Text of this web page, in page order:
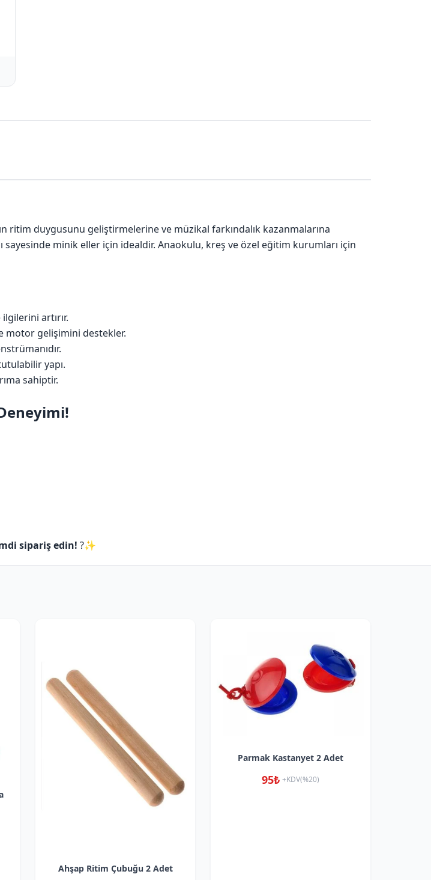
ritim duygusunu geliştirmelerine ve müzikal farkındalık kazanmalarına
minik eller için idealdir. Anaokulu, kreş ve özel eğitim kurumları için
artırır.
motor gelişimini destekler.
yapı.
sahiptir.
sipariş edin! ?✨
Ahşap Ritim Çubuğu 2 Adet
Parmak Kastanyet 2 Adet
95₺ +KDV(%20)